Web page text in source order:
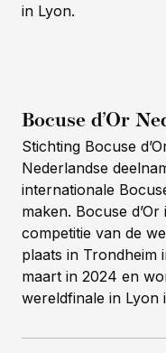
in Lyon.
Bocuse d’Or
Stichting Bocuse
Nederlandse
internationale
maken. Bocuse
competitie van de
plaats in Trondheim
maart in 2024 en
wereldfinale in Lyon